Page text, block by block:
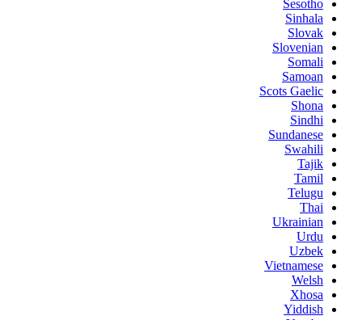
Sesotho
Sinhala
Slovak
Slovenian
Somali
Samoan
Scots Gaelic
Shona
Sindhi
Sundanese
Swahili
Tajik
Tamil
Telugu
Thai
Ukrainian
Urdu
Uzbek
Vietnamese
Welsh
Xhosa
Yiddish